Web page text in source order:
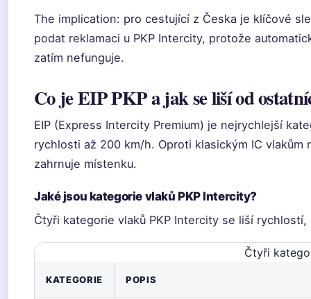
The implication: pro cestující z Česka je klíčové
podat reklamaci u PKP Intercity, protože
zatím nefunguje.
Co je EIP PKP a jak se liší od
EIP (Express Intercity Premium) je nejrychlejší
rychlosti až 200 km/h. Oproti klasickým IC
zahrnuje místenku.
Jaké jsou kategorie vlaků PKP Intercity?
Čtyři kategorie vlaků PKP Intercity se liší
Čtyři
KATEGORIE POPIS